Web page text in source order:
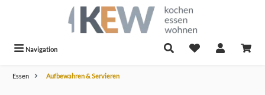
Navigation
Essen Aufbewahren & Servieren